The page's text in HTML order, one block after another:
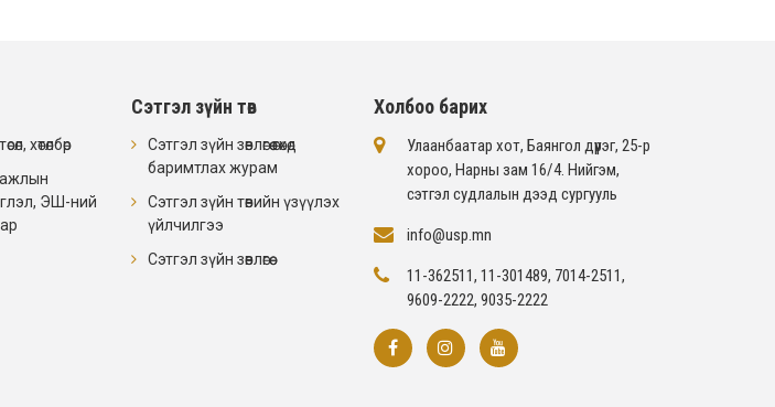
хөтөлбөр
ЭШ-ний
Сэтгэл зүйн төв
Сэтгэл зүйн зөвлөгөө өгөхөд
баримтлах журам
Сэтгэл зүйн төвийн үзүүлэх
үйлчилгээ
Сэтгэл зүйн зөвлөгөө
Холбоо барих
Улаанбаатар хот, Баянгол дүүрэг, 25-р
хороо, Нарны зам 16/4​. Нийгэм,
сэтгэл судлалын дээд сургууль
info@usp.mn
11-362511, 11-301489, 7014-2511,
9609-2222, 9035-2222